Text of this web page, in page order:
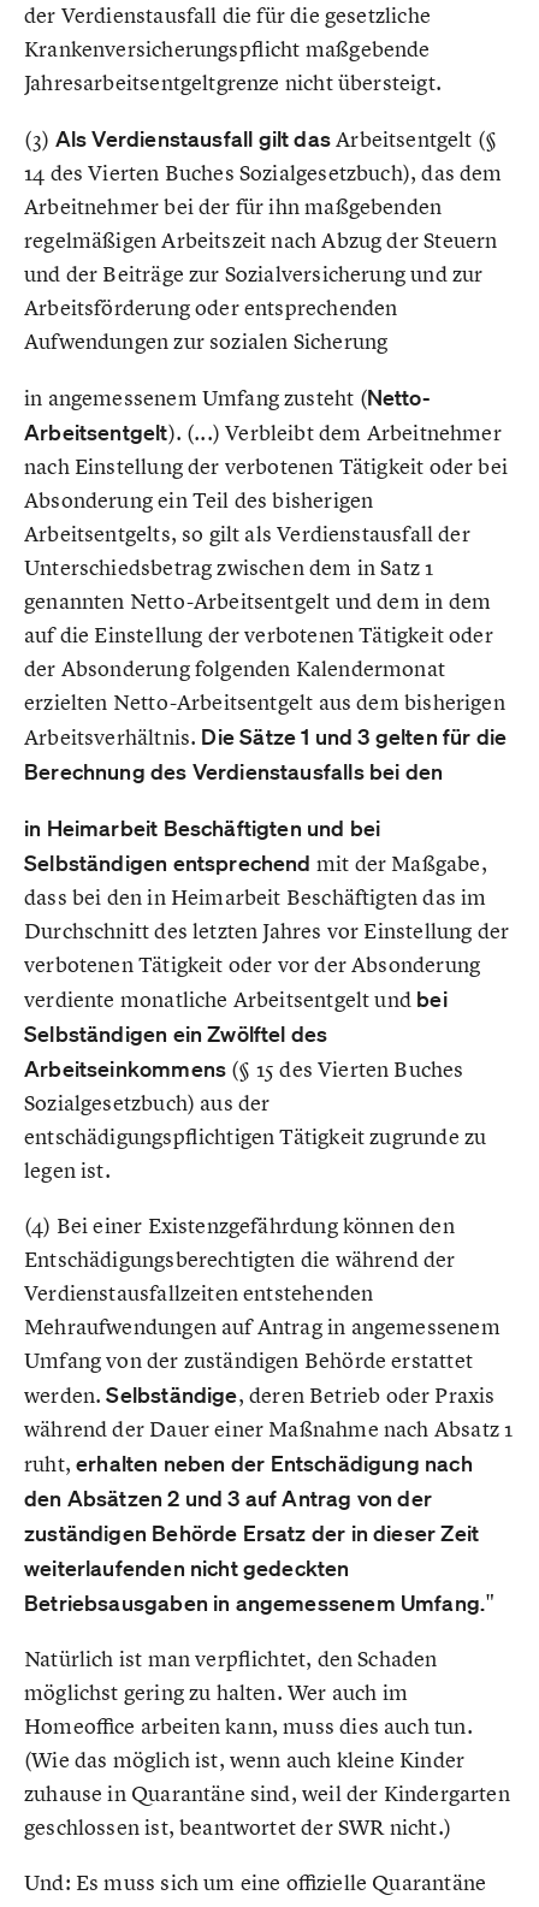
der Verdienstausfall die für die gesetzliche
Krankenversicherungspflicht maßgebende
Jahresarbeitsentgeltgrenze nicht übersteigt.
(3) Als Verdienstausfall gilt dasArbeitsentgelt (§
14 des Vierten Buches Sozialgesetzbuch), das dem
Arbeitnehmer bei der für ihn maßgebenden
regelmäßigen Arbeitszeit nach Abzug der Steuern
und der Beiträge zur Sozialversicherung und zur
Arbeitsförderung oder entsprechenden
Aufwendungen zur sozialen Sicherung
in angemessenem Umfang zusteht (Netto-
Arbeitsentgelt). (...) Verbleibt dem Arbeitnehmer
nach Einstellung der verbotenen Tätigkeit oder bei
Absonderung ein Teil des bisherigen
Arbeitsentgelts, so gilt als Verdienstausfall der
Unterschiedsbetrag zwischen dem in Satz 1
genannten Netto-Arbeitsentgelt und dem in dem
auf die Einstellung der verbotenen Tätigkeit oder
der Absonderung folgenden Kalendermonat
erzielten Netto-Arbeitsentgelt aus dem bisherigen
Arbeitsverhältnis. Die Sätze 1 und 3 gelten für die
Berechnung des Verdienstausfalls bei den
in Heimarbeit Beschäftigten und bei
Selbständigen entsprechend mit der Maßgabe,
dass bei den in Heimarbeit Beschäftigten das im
Durchschnitt des letzten Jahres vor Einstellung der
verbotenen Tätigkeit oder vor der Absonderung
verdiente monatliche Arbeitsentgelt und bei
Selbständigen ein Zwölftel des
Arbeitseinkommens (§ 15 des Vierten Buches
Sozialgesetzbuch) aus der
entschädigungspflichtigen Tätigkeit zugrunde zu
legen ist.
(4) Bei einer Existenzgefährdung können den
Entschädigungsberechtigten die während der
Verdienstausfallzeiten entstehenden
Mehraufwendungen auf Antrag in angemessenem
Umfang von der zuständigen Behörde erstattet
werden.Selbständige, deren Betrieb oder Praxis
während der Dauer einer Maßnahme nach Absatz 1
ruht,erhalten neben der Entschädigung nach
den Absätzen 2 und 3 auf Antrag von der
zuständigen Behörde Ersatz der in dieser Zeit
weiterlaufenden nicht gedeckten
Betriebsausgaben in angemessenem Umfang."
Natürlich ist man verpflichtet, den Schaden
möglichst gering zu halten. Wer auch im
Homeoffice arbeiten kann, muss dies auch tun.
(Wie das möglich ist, wenn auch kleine Kinder
zuhause in Quarantäne sind, weil der Kindergarten
geschlossen ist, beantwortet der SWR nicht.)
Und: Es muss sich um eine offizielle Quarantäne